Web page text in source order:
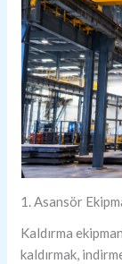
1. Asansör
Kaldırma
kaldırmak,